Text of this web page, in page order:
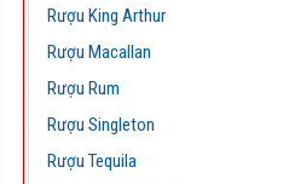
Rượu King Arthur
Rượu Macallan
Rượu Rum
Rượu Singleton
Rượu Tequila